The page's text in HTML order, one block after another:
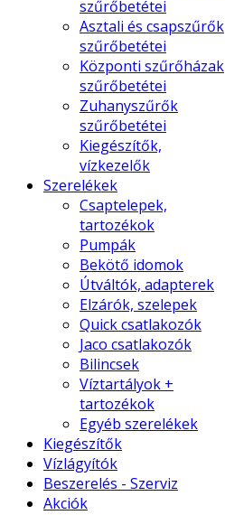
szűrőbetétei
Asztali és csapszűrők
szűrőbetétei
Központi szűrőházak
szűrőbetétei
Zuhanyszűrők
szűrőbetétei
Kiegészítők,
vízkezelők
Szerelékek
Csaptelepek,
tartozékok
Pumpák
Bekötő idomok
Útváltók, adapterek
Elzárók, szelepek
Quick csatlakozók
Jaco csatlakozók
Bilincsek
Víztartályok +
tartozékok
Egyéb szerelékek
Kiegészítők
Vízlágyítók
Beszerelés - Szerviz
Akciók